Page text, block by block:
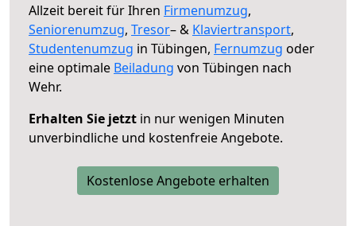
Allzeit bereit für Ihren Firmenumzug,
Seniorenumzug, Tresor– & Klaviertransport,
Studentenumzug in Tübingen, Fernumzug oder
eine optimale Beiladung von Tübingen nach
Wehr.
Erhalten Sie jetzt in nur wenigen Minuten
unverbindliche und kostenfreie Angebote.
Kostenlose Angebote erhalten